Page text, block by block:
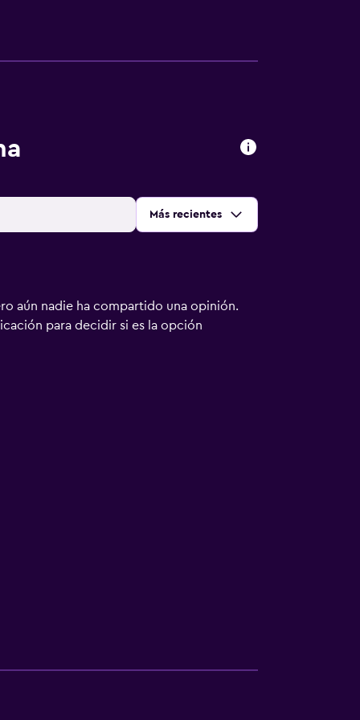
Ordenar por:
Más recientes
aún nadie ha compartido una opinión.
para decidir si es la opción